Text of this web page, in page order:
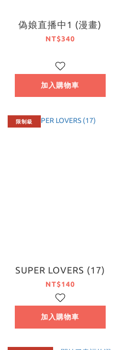
偽娘直播中1 (漫畫)
NT$340
加入購物車
限制級
SUPER LOVERS (17)
NT$140
加入購物車